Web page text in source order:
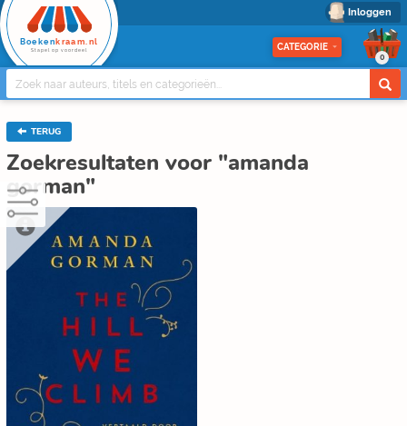
Inloggen
Boeken kraam.nl
Stapel op voordeel CATEGORIE
0
TERUG
Zoekresultaten voor "amanda
gorman"